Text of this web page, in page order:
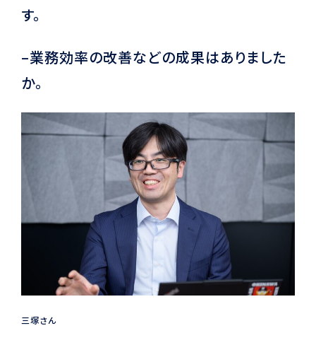
す。
–業務効率の改善などの成果はありました
か。
三塚さん